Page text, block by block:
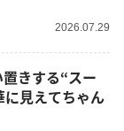
2026.07.29
置きする“スー
見えてちゃん